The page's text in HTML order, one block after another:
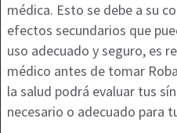
médica. Esto se debe a su
efectos secundarios que
uso adecuado y seguro, es
médico antes de tomar
la salud podrá evaluar tus
necesario o adecuado para